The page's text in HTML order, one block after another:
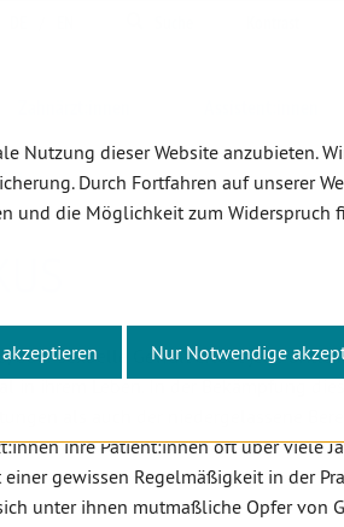
Nutzung dieser Website anzubieten.
Durch Fortfahren auf unserer
und die Möglichkeit zum Widerspruch
Nur Notwendige
oder sexuelle Gewalt erlebt jede dritte
in ihrem Leben. In der Bekämpfung
ihre Patient:innen oft über viele
gewissen Regelmäßigkeit in der
unter ihnen mutmaßliche Opfer von